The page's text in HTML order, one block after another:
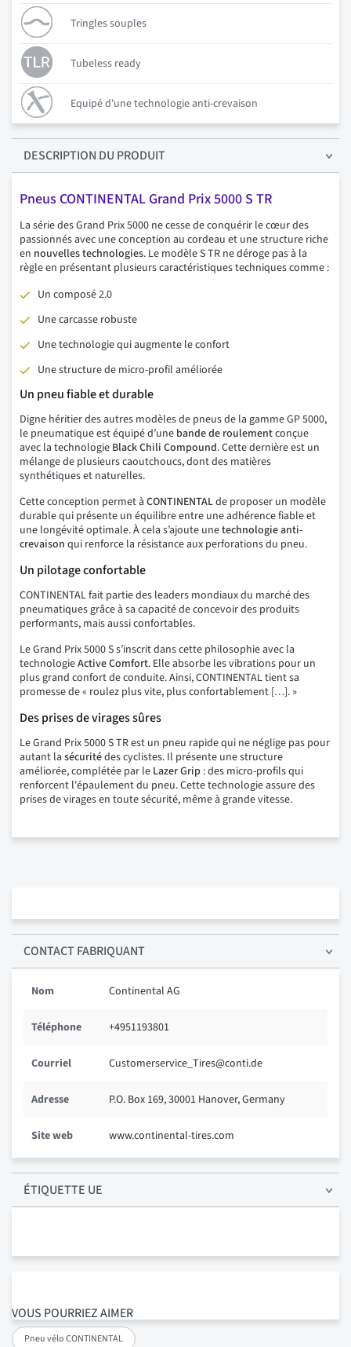
VOUS POURRIEZ AIMER
Pneu vélo CONTINENTAL
Tringles souples
Tubeless ready
Equipé d'une technologie anti-crevaison
DESCRIPTION DU PRODUIT
Pneus CONTINENTAL Grand Prix 5000 S TR
La série des Grand Prix 5000 ne cesse de conquérir le cœur des
passionnés avec une conception au cordeau et une structure riche
en nouvelles technologies. Le modèle S TR ne déroge pas à la
règle en présentant plusieurs caractéristiques techniques comme :
Un composé 2.0
Une carcasse robuste
Une technologie qui augmente le confort
Une structure de micro-profil améliorée
Un pneu fiable et durable
Digne héritier des autres modèles de pneus de la gamme GP 5000,
le pneumatique est équipé d’une bande de roulementconçue
avec la technologie Black Chili Compound. Cette dernière est un
mélange de plusieurs caoutchoucs, dont des matières
synthétiques et naturelles.
Cette conception permet à CONTINENTALde proposer un modèle
durable qui présente un équilibre entre une adhérence fiable et
une longévité optimale. À cela s’ajoute unetechnologie anti-
crevaison qui renforce la résistance aux perforations du pneu.
Un pilotage confortable
CONTINENTAL fait partie des leaders mondiaux du marché des
pneumatiques grâce à sa capacité de concevoir des produits
performants, mais aussi confortables.
Le Grand Prix 5000 S s’inscrit dans cette philosophie avec la
technologieActive Comfort. Elle absorbe les vibrations pour un
plus grand confort de conduite. Ainsi, CONTINENTAL tient sa
promesse de « roulez plus vite, plus confortablement […]. »
Des prises de virages sûres
Le Grand Prix 5000 S TR est un pneu rapide qui ne néglige pas pour
autant la sécuritédes cyclistes. Il présente une structure
améliorée, complétée par le Lazer Grip : des micro-profils qui
renforcent l'épaulement du pneu. Cette technologie assure des
prises de virages en toute sécurité, même à grande vitesse.
CONTACT FABRIQUANT
Nom Continental AG
Téléphone +4951193801
Courriel Customerservice_Tires@conti.de
Adresse P.O. Box 169, 30001 Hanover, Germany
Site web www.continental-tires.com
ÉTIQUETTE UE